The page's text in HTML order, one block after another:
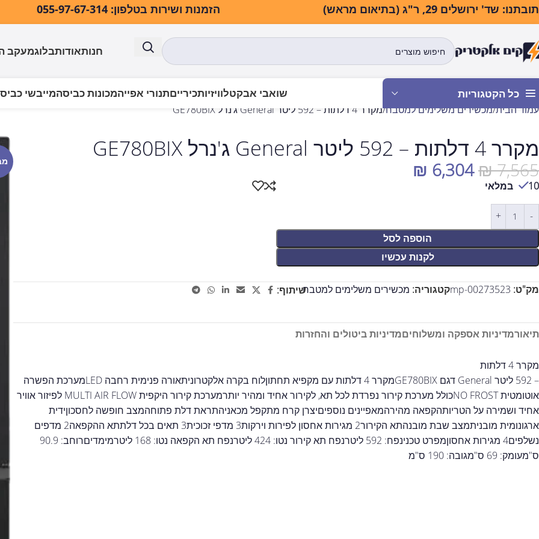
שד' ירושלים 29, ר"ג (בתיאום מראש) הזמנות ושירות בטלפון: 055-97-67-314
חנותאודותבלוגמעקב
כל הקטגוריות שואבי אבקטלוויזיותכירייםתנורי אפייהמכונות כביסהמייבשי
עמוד הבית מכשירים משלימים למטבח מקרר 4 דלתות – 592 ליטר General ג'נרל GE780BIX
מקרר 4 דלתות – 592 ליטר General ג'נרל GE780BIX
₪7,565
₪ 6,304
10 במלאי
הוספה לסל
לקנות עכשיו
מק"ט: mp-00273523קטגוריה: מכשירים משלימים למטבחשיתוף:
תיאורמדיניות אספקה ומשלוחיםמדיניות ביטולים והחזרות
מקרר 4 דלתות
– 592 ליטר General דגם GE780BIXמקרר 4 דלתות עם מקפיא תחתוןלוח בקרה אלקטרוניתאורה פנימית רחבה LEDמערכת הפשרה
אוטומטית NO FROSTכולל מערכת קירור נפרדת לכל תא, לקירור אחיד ומהיר יותרמערכת קירור היקפית MULTI AIR FLOW לפיזור אוויר
אחיד ושמירה על הטריותהקפאה מהירהמאפיינים נוספיםיצרן קרח מתקפל מכאניהתראת דלת פתוחהמצב חופשה לחסכוןידית
ארגונומית מובניתמצב שבת מובנהתא הקירור2 מגירות אחסון לפירות וירקות3 מדפי זכוכית3 תאים בכל דלתתא ההקפאה2 מדפים
נשלפים4 מגירות אחסוןמפרט טכנינפח: 592 ליטרנפח תא קירור נטו: 424 ליטרנפח תא הקפאה נטו: 168 ליטרמימדיםרוחב: 90.9
ס"מעומק: 69 ס"מגובה: 190 ס"מ